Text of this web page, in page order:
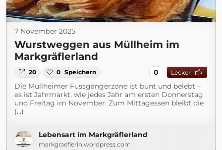
7 November 2025
Wurstweggen aus Müllheim im
Markgräflerland
20 0 Speichern 0 Lecker
Die Müllheimer Fussgängerzone ist bunt und belebt –
es ist Jahrmarkt, wie jedes Jahr am ersten Donnerstag
und Freitag im November. Zum Mittagessen bleibt die
(...)
Lebensart im Markgräflerland
markgraeflerin.wordpress.com